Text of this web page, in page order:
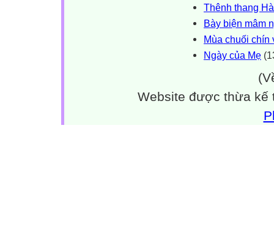
Thênh thang
Bày biện mâm
Mùa chuối chín
Ngày của Mẹ
Website được thừa